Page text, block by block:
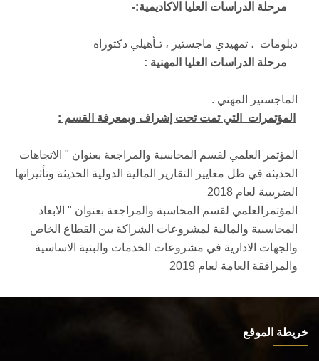
مرحلة الدراسات العليا الاكاديمية:-
دبلومات ، تمهيدي ماجستير ، تـأهيلي دكتوراه
مرحلة الدراسات العليا المهنية :
الماجستير المهني .
المؤتمرات التي تمت تحت إشراف وبمعرفة القسم :
المؤتمر العلمي لقسم المحاسبة والمراجعة بعنوان " الاتجاهات
الحديثة في ظل معايير التقارير المالية الدولية الحديثة وتأثيراتها
الضريبية لعام 2018
المؤتمرالعلمي لقسم المحاسبة والمراجعة بعنوان " الابعاد
المحاسبية والمالية لمشروعات الشراكة بين القطاع الخاص
والجهات الادارية في مشروعات الخدمات والبنية الاساسية
والمرافقة العامة لعام 2019
خريطة الموقع